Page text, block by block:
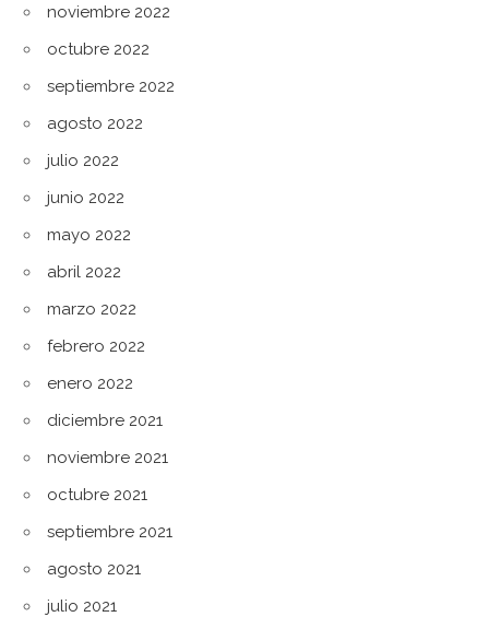
noviembre 2022
octubre 2022
septiembre 2022
agosto 2022
julio 2022
junio 2022
mayo 2022
abril 2022
marzo 2022
febrero 2022
enero 2022
diciembre 2021
noviembre 2021
octubre 2021
septiembre 2021
agosto 2021
julio 2021